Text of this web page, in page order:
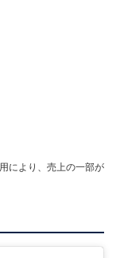
により、売上の一部が